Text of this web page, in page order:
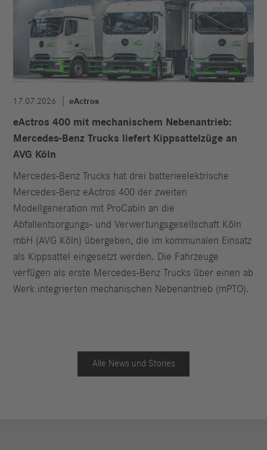
17.07.2026 eActros
eActros 400 mit mechanischem Nebenantrieb:
Mercedes-Benz Trucks liefert Kippsattelzüge an
AVG Köln
Mercedes-Benz Trucks hat drei batterieelektrische
Mercedes-Benz eActros 400 der zweiten
Modellgeneration mit ProCabin an die
Abfallentsorgungs- und Verwertungsgesellschaft Köln
mbH (AVG Köln) übergeben, die im kommunalen Einsatz
als Kippsattel eingesetzt werden. Die Fahrzeuge
verfügen als erste Mercedes-Benz Trucks über einen ab
Werk integrierten mechanischen Nebenantrieb (mPTO).
Alle News und Stories